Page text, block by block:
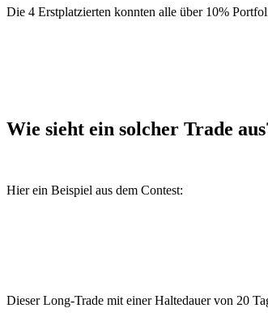
Die 4 Erstplatzierten konnten alle über 10%
Wie sieht ein solcher Trade
Hier ein Beispiel aus dem Contest:
Dieser Long-Trade mit einer Haltedauer von 20